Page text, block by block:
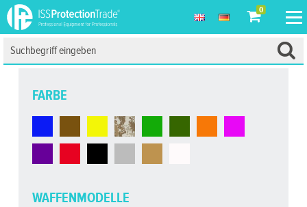
0
FARBE
WAFFENMODELLE